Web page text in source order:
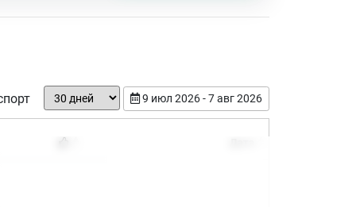
9 июл 2026 - 7 авг 2026